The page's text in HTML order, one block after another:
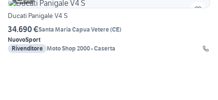
Ducati Panigale V4 S
34.690 €Santa Maria Capua Vetere(CE)
NuovoSport
Rivenditore Moto Shop 2000 - Caserta